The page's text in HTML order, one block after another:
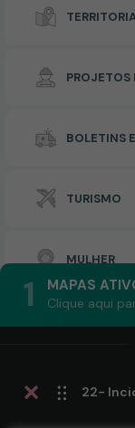
PROJETOS
BOLETINS
TURISMO
MULHER
1 MAPAS
Clique aqui